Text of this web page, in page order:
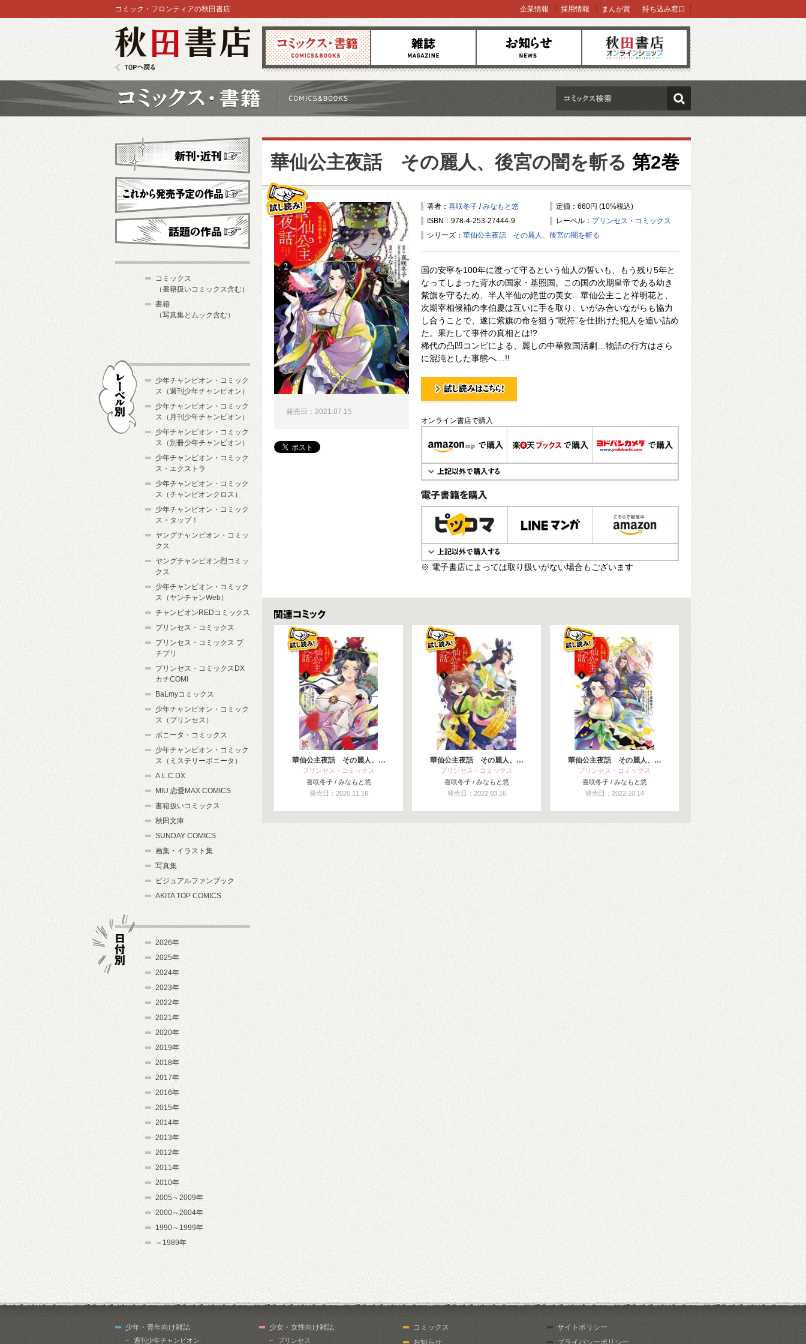
コミックス 雑誌 お知らせ オンラインショップ
コミック・フロンティアの秋田書店 企業情報 採用情報 まんが賞 持ち込み窓口
検索
華仙公主夜話 その麗人、後宮の闇を斬る 第2巻
著者： 喜咲冬子 /みなもと悠
定価：660円 (10%税込)
ISBN：978-4-253-27444-9
レーベル： プリンセス・コミックス
シリーズ： 華仙公主夜話 その麗人、後宮の闇を斬る
国の安寧を100年に渡って守るという仙人の誓いも、もう残り5年と
なってしまった背水の国家・基照国。この国の次期皇帝である幼き
紫旗を守るため、半人半仙の絶世の美女…華仙公主こと祥明花と、
次期宰相候補の李伯慶は互いに手を取り、いがみ合いながらも協力
し合うことで、遂に紫旗の命を狙う“呪符”を仕掛けた犯人を追い詰め
た。果たして事件の真相とは!?
稀代の凸凹コンビによる、麗しの中華救国活劇…物語の行方はさら
に混沌とした事態へ…!!
試し読み！
オンライン書店で購入
電子書籍で購入
※ 電子書店によっては取り扱いがない場合もございます
発売日：2021.07.15
関連コミックス
華仙公主夜話 その麗人、…
プリンセス・コミックス
喜咲冬子 / みなもと悠
発売日：2020.11.16
華仙公主夜話 その麗人、…
プリンセス・コミックス
喜咲冬子 / みなもと悠
発売日：2022.03.16
華仙公主夜話 その麗人、…
プリンセス・コミックス
喜咲冬子 / みなもと悠
発売日：2022.10.14
新刊・近刊
これから発売予定
コミックス
（書籍扱いコミックス含む）
書籍
（写真集とムック含む）
少年チャンピオン・コミック
ス（週刊少年チャンピオン）
少年チャンピオン・コミック
ス（月刊少年チャンピオン）
少年チャンピオン・コミック
ス（別冊少年チャンピオン）
少年チャンピオン・コミック
ス・エクストラ
少年チャンピオン・コミック
ス（チャンピオンクロス）
少年チャンピオン・コミック
ス・タップ！
ヤングチャンピオン・コミッ
クス
ヤングチャンピオン烈コミッ
クス
少年チャンピオン・コミック
ス（ヤンチャンWeb）
チャンピオンREDコミックス
プリンセス・コミックス
プリンセス・コミックス プ
チプリ
プリンセス・コミックスDX
カチCOMI
BaLmyコミックス
少年チャンピオン・コミック
ス（プリンセス）
ボニータ・コミックス
少年チャンピオン・コミック
ス（ミステリーボニータ）
A.L.C.DX
MIU 恋愛MAX COMICS
書籍扱いコミックス
秋田文庫
SUNDAY COMICS
画集・イラスト集
写真集
ビジュアルファンブック
AKITA TOP COMICS
2026年
2025年
2024年
2023年
2022年
2021年
2020年
2019年
2018年
2017年
2016年
2015年
2014年
2013年
2012年
2011年
2010年
2005～2009年
2000～2004年
1990～1999年
～1989年
少年・青年向け雑誌
週刊少年チャンピオン
少女・女性向け雑誌
プリンセス
コミックス
お知らせ
サイトポリシー
プライバシーポリシー